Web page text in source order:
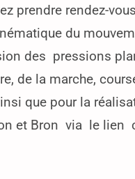
prendre rendez-
du
des pressions
de la marche,
que pour la
et Bron via le lien